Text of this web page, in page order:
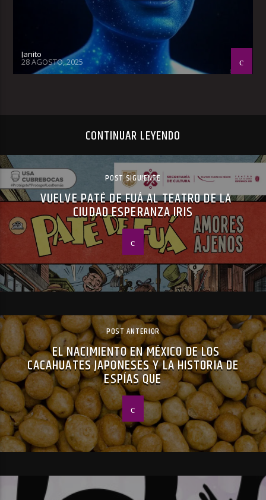
Janito
28 AGOSTO, 2025
CONTINUAR LEYENDO
POST SIGUIENTE
VUELVE PATÉ DE FUÁ AL TEATRO DE LA
CIUDAD ESPERANZA IRIS
POST ANTERIOR
EL NACIMIENTO EN MÉXICO DE LOS
CACAHUATES JAPONESES Y LA HISTORIA DE
ESPÍAS QUE